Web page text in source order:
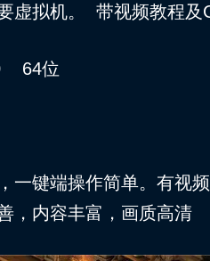
虚拟机。 带视频教程及
64位
一键端操作简单。有视
，内容丰富，画质高清